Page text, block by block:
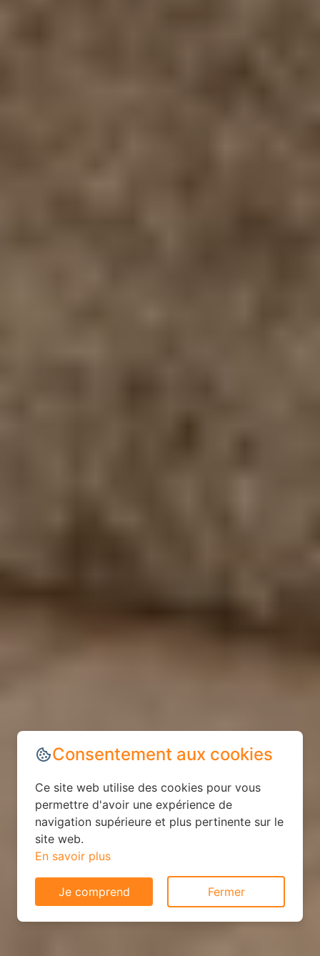
Consentement aux cookies
Ce site web utilise des cookies pour vous
permettre d'avoir une expérience de
navigation supérieure et plus pertinente sur le
site web.
En savoir plus
Je comprend Fermer